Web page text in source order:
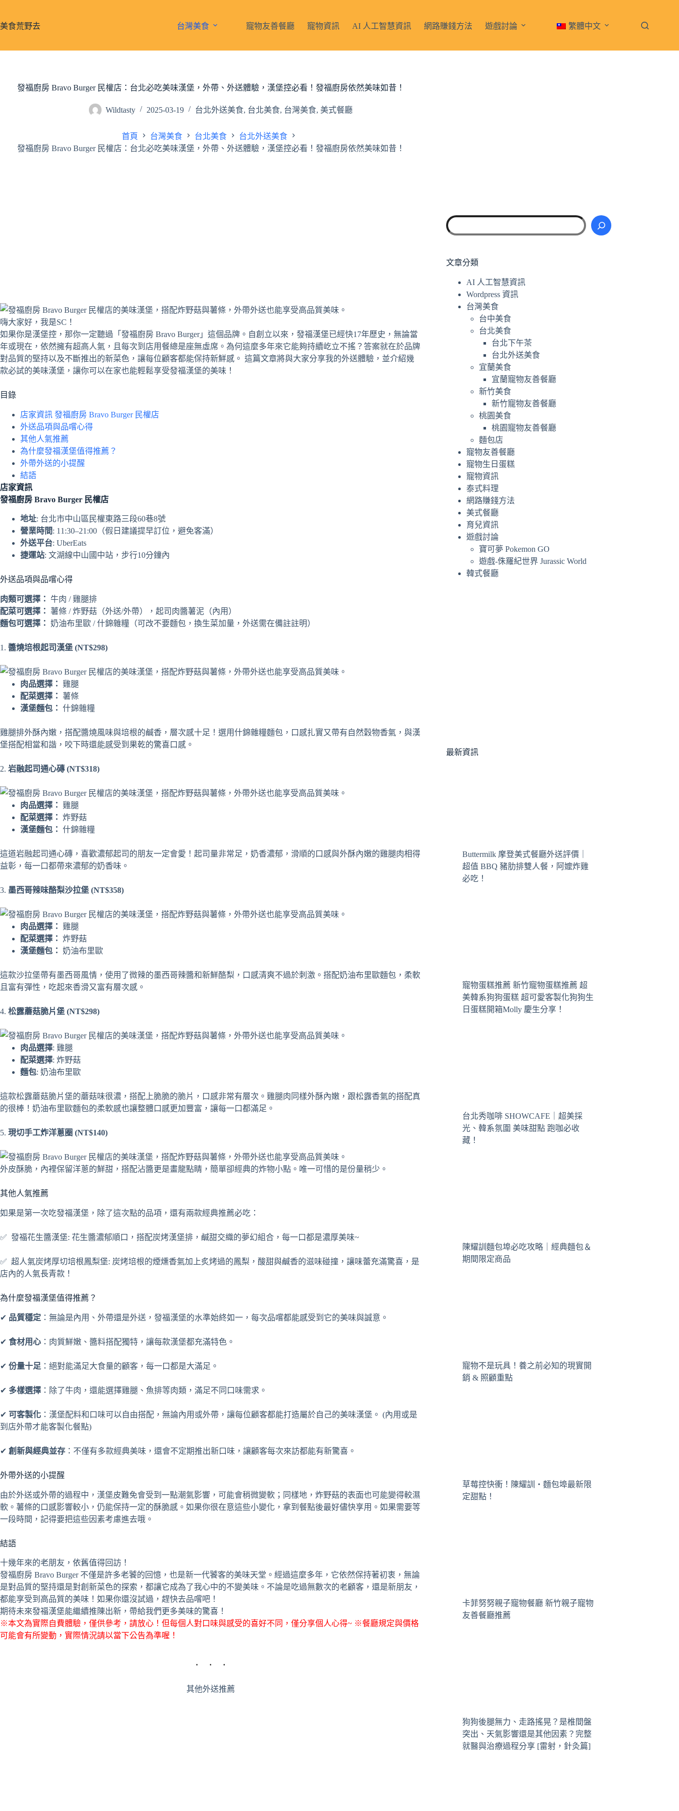
主
美食荒野去 台灣美食 寵物友善餐廳 寵物資訊 AI 人工智慧資訊 網路賺錢方法 遊戲討論 繁體中文
發福廚房 Bravo Burger 民權店：台北必吃美味漢堡，外帶、外送體驗，漢堡控必看！發福廚房依然美味如昔！
Wildtasty 2025-03-19 台北外送美食, 台北美食, 台灣美食, 美式餐廳
首頁 台灣美食 台北美食
台北外送美食
發福廚房 Bravo Burger 民權店：台北必吃美味漢堡，外帶、外送體驗，漢堡控必看！發福廚房依然美味如昔！
嗨大家好，我是SC！
如果你是漢堡控，那你一定聽過「發福廚房 Bravo Burger」這個品牌。自創立以來，發福漢堡已經快17年歷史，無論當
年或現在，依然擁有超高人氣，且每次到店用餐總是座無虛席。為何這麼多年來它能夠持續屹立不搖？答案就在於品牌
對品質的堅持以及不斷推出的新菜色，讓每位顧客都能保持新鮮感。 這篇文章將與大家分享我的外送體驗，並介紹幾
款必試的美味漢堡，讓你可以在家也能輕鬆享受發福漢堡的美味！
目錄
店家資訊 發福廚房 Bravo Burger 民權店
外送品項與品嚐心得
其他人氣推薦
為什麼發福漢堡值得推薦？
外帶外送的小提醒
結語
店家資訊
發福廚房 Bravo Burger 民權店
地址: 台北市中山區民權東路三段60巷8號
營業時間: 11:30–21:00（假日建議提早訂位，避免客滿）
外送平台: UberEats
捷運站: 文湖線中山國中站，步行10分鐘內
外送品項與品嚐心得
肉類可選擇： 牛肉 / 雞腿排
配菜可選擇： 薯條 / 炸野菇（外送/外帶），起司肉醬薯泥（內用）
麵包可選擇： 奶油布里歐 / 什錦雜糧（可改不要麵包，換生菜加量，外送需在備註註明）
1. 醬燒培根起司漢堡 (NT$298)
肉品選擇： 雞腿
配菜選擇： 薯條
漢堡麵包： 什錦雜糧
雞腿排外酥內嫩，搭配醬燒風味與培根的鹹香，層次感十足！選用什錦雜糧麵包，口感扎實又帶有自然穀物香氣，與漢
堡搭配相當和諧，咬下時還能感受到果乾的驚喜口感。
2. 岩融起司通心磚 (NT$318)
肉品選擇： 雞腿
配菜選擇： 炸野菇
漢堡麵包： 什錦雜糧
這道岩融起司通心磚，喜歡濃郁起司的朋友一定會愛！起司量非常足，奶香濃郁，滑順的口感與外酥內嫩的雞腿肉相得
益彰，每一口都帶來濃郁的奶香味。
3. 墨西哥辣味酪梨沙拉堡 (NT$358)
肉品選擇： 雞腿
配菜選擇： 炸野菇
漢堡麵包： 奶油布里歐
這款沙拉堡帶有墨西哥風情，使用了微辣的墨西哥辣醬和新鮮酪梨，口感清爽不過於刺激。搭配奶油布里歐麵包，柔軟
且富有彈性，吃起來香滑又富有層次感。
4. 松露蘑菇脆片堡 (NT$298)
肉品選擇: 雞腿
配菜選擇: 炸野菇
麵包: 奶油布里歐
這款松露蘑菇脆片堡的蘑菇味很濃，搭配上脆脆的脆片，口感非常有層次。雞腿肉同樣外酥內嫩，跟松露香氣的搭配真
的很棒！奶油布里歐麵包的柔軟感也讓整體口感更加豐富，讓每一口都滿足。
5. 現切手工炸洋蔥圈 (NT$140)
外皮酥脆，內裡保留洋蔥的鮮甜，搭配沾醬更是畫龍點睛，簡單卻經典的炸物小點。唯一可惜的是份量稍少。
其他人氣推薦
如果是第一次吃發福漢堡，除了這次點的品項，還有兩款經典推薦必吃：
✅ 發福花生醬漢堡: 花生醬濃郁順口，搭配炭烤漢堡排，鹹甜交織的夢幻組合，每一口都是濃厚美味~
✅ 超人氣炭烤厚切培根鳳梨堡: 炭烤培根的煙燻香氣加上炙烤過的鳳梨，酸甜與鹹香的滋味碰撞，讓味蕾充滿驚喜，是
店內的人氣長青款！
為什麼發福漢堡值得推薦？
✔ 品質穩定 ：無論是內用、外帶還是外送，發福漢堡的水準始終如一，每次品嚐都能感受到它的美味與誠意。
✔ 食材用心 ：肉質鮮嫩、醬料搭配獨特，讓每款漢堡都充滿特色。
✔ 份量十足 ：絕對能滿足大食量的顧客，每一口都是大滿足。
✔ 多樣選擇 ：除了牛肉，還能選擇雞腿、魚排等肉類，滿足不同口味需求。
✔ 可客製化 ：漢堡配料和口味可以自由搭配，無論內用或外帶，讓每位顧客都能打造屬於自己的美味漢堡。 (內用或是
到店外帶才能客製化餐點)
✔ 創新與經典並存 ：不僅有多款經典美味，還會不定期推出新口味，讓顧客每次來訪都能有新驚喜。
外帶外送的小提醒
由於外送或外帶的過程中，漢堡皮難免會受到一點潮氣影響，可能會稍微變軟；同樣地，炸野菇的表面也可能變得較濕
軟。薯條的口感影響較小，仍能保持一定的酥脆感。如果你很在意這些小變化，拿到餐點後最好儘快享用。如果需要等
一段時間，記得要把這些因素考慮進去哦。
結語
十幾年來的老朋友，依舊值得回訪！
發福廚房 Bravo Burger 不僅是許多老饕的回憶，也是新一代饕客的美味天堂。經過這麼多年，它依然保持著初衷，無論
是對品質的堅持還是對創新菜色的探索，都讓它成為了我心中的不變美味。不論是吃過無數次的老顧客，還是新朋友，
都能享受到高品質的美味！如果你還沒試過，趕快去品嚐吧！
期待未來發福漢堡能繼續推陳出新，帶給我們更多美味的驚喜！
※本文為實際自費體驗，僅供參考，請放心！但每個人對口味與感受的喜好不同，僅分享個人心得~ ※餐廳規定與價格
可能會有所變動，實際情況請以當下公告為準喔！
其他外送推薦
搜
尋
文章分類
AI 人工智慧資訊
Wordpress 資訊
台灣美食
台中美食
台北美食
台北下午茶
台北外送美食
宜蘭美食
宜蘭寵物友善餐廳
新竹美食
新竹寵物友善餐廳
桃園美食
桃園寵物友善餐廳
麵包店
寵物友善餐廳
寵物生日蛋糕
寵物資訊
泰式料理
網路賺錢方法
美式餐廳
育兒資訊
遊戲討論
寶可夢 Pokemon GO
遊戲-侏羅紀世界 Jurassic World
韓式餐廳
最新資訊
Buttermilk 摩登美式餐廳外送評價｜
超值 BBQ 豬肋排雙人餐，阿嬤炸雞
必吃！
寵物蛋糕推薦 新竹寵物蛋糕推薦 超
美韓系狗狗蛋糕 超可愛客製化狗狗生
日蛋糕開箱Molly 慶生分享！
台北秀咖啡 SHOWCAFE｜超美採
光、韓系氛圍 美味甜點 跑咖必收
藏！
陳耀訓麵包埠必吃攻略｜經典麵包＆
期間限定商品
寵物不是玩具！養之前必知的現實開
銷 & 照顧重點
草莓控快衝！陳耀訓・麵包埠最新限
定甜點！
卡菲努努親子寵物餐廳 新竹親子寵物
友善餐廳推薦
狗狗後腿無力、走路搖晃？是椎間盤
突出、天氣影響還是其他因素？完整
就醫與治療過程分享 [雷射，針灸篇]